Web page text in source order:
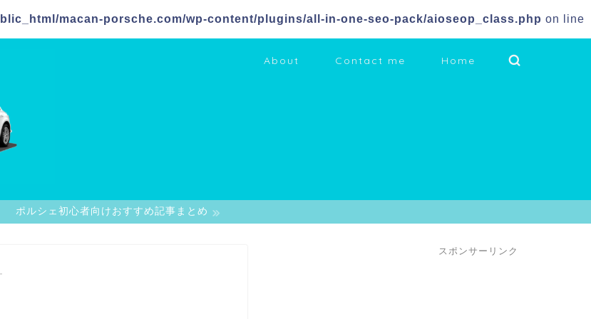
macan-porsche.com/wp-content/plugins/all-in-one-seo-pack/aioseop_class.php on line
About Contact me Home
ポルシェ初心者向けおすすめ記事まとめ
スポンサーリンク